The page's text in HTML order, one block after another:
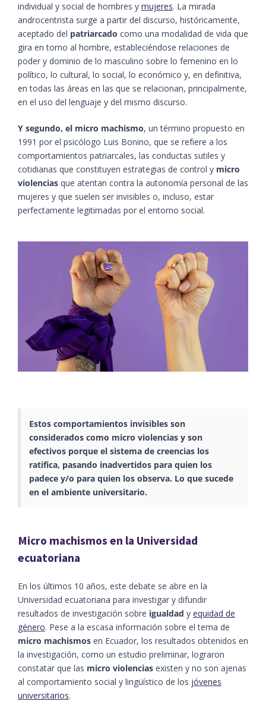
individual y social de hombres y mujeres. La mirada
androcentrista surge a partir del discurso, históricamente,
aceptado del patriarcado como una modalidad de vida que
gira en torno al hombre, estableciéndose relaciones de
poder y dominio de lo masculino sobre lo femenino en lo
político, lo cultural, lo social, lo económico y, en definitiva,
en todas las áreas en las que se relacionan, principalmente,
en el uso del lenguaje y del mismo discurso.
Y segundo, el micro machismo, un término propuesto en
1991 por el psicólogo Luis Bonino, que se refiere a los
comportamientos patriarcales, las conductas sutiles y
cotidianas que constituyen estrategias de control y micro
violencias que atentan contra la autonomía personal de las
mujeres y que suelen ser invisibles o, incluso, estar
perfectamente legitimadas por el entorno social.
Estos comportamientos invisibles son
considerados como micro violencias y son
efectivos porque el sistema de creencias los
ratifica, pasando inadvertidos para quien los
padece y/o para quien los observa. Lo que sucede
en el ambiente universitario.
Micro machismos en la Universidad
ecuatoriana
En los últimos 10 años, este debate se abre en la
Universidad ecuatoriana para investigar y difundir
resultados de investigación sobre igualdad y equidad de
género. Pese a la escasa información sobre el tema de
micro machismos en Ecuador, los resultados obtenidos en
la investigación, como un estudio preliminar, lograron
constatar que las micro violencias existen y no son ajenas
al comportamiento social y lingüístico de los jóvenes
universitarios.